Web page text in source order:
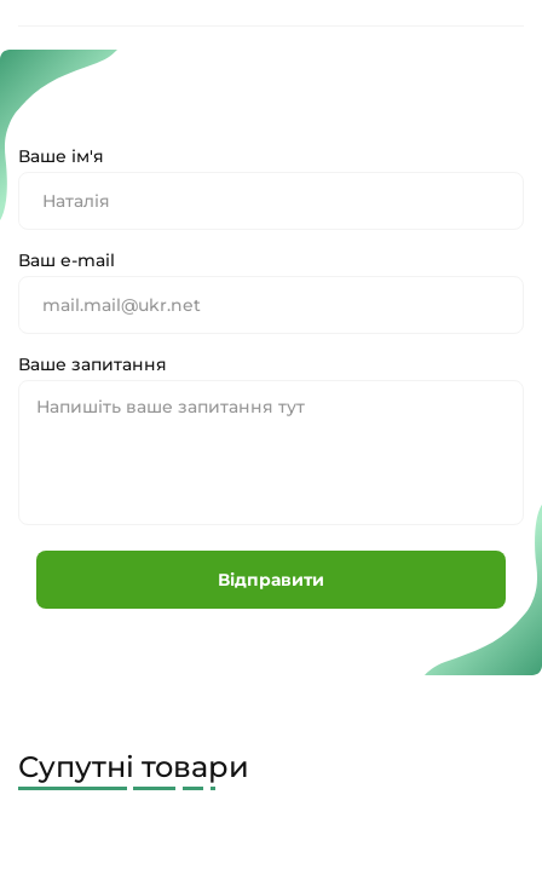
Ваше ім'я
Ваш e-mail
Ваше запитання
Відправити
Супутні товари